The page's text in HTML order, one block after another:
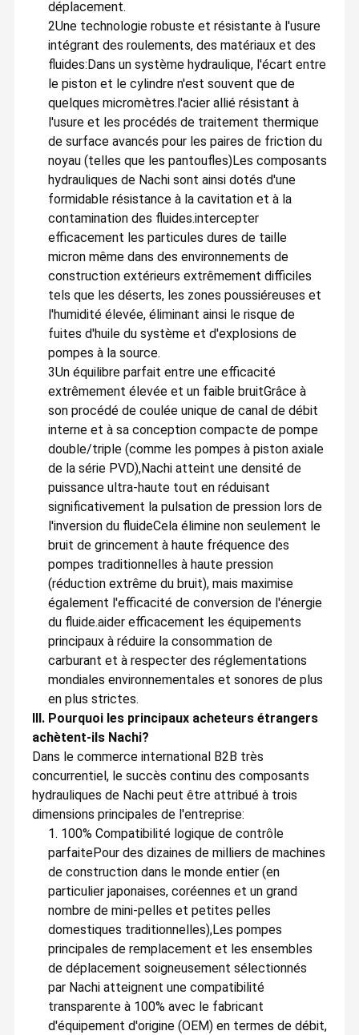
boîte de vitesse d'oscillation
Soupape de commande d'excavatrice
Boîte de vitesse de voyage
pièces finales d'entraînement d'excavatrice
Joints du centre de l'excavateur
Gear Pompe hydraulique
Moteur de fan hydraulique
pièces détachées excavatrice
Contrôleur d'excavatrice
Moniteur d'excavatrice
Soupape de sécurité d'excavatrice
Excavatrice Hydraulic Cylinder
Assemblée de moteur diesel
déplacement.
2Une technologie robuste et résistante à l'usure
intégrant des roulements, des matériaux et des
fluides: Dans un système hydraulique, l'écart entre
le piston et le cylindre n'est souvent que de
quelques micromètres.l'acier allié résistant à
l'usure et les procédés de traitement thermique
de surface avancés pour les paires de friction du
noyau (telles que les pantoufles)Les composants
hydrauliques de Nachi sont ainsi dotés d'une
formidable résistance à la cavitation et à la
contamination des fluides.intercepter
efficacement les particules dures de taille
micron même dans des environnements de
construction extérieurs extrêmement difficiles
tels que les déserts, les zones poussiéreuses et
l'humidité élevée, éliminant ainsi le risque de
fuites d'huile du système et d'explosions de
pompes à la source.
3Un équilibre parfait entre une efficacité
extrêmement élevée et un faible bruitGrâce à
son procédé de coulée unique de canal de débit
interne et à sa conception compacte de pompe
double/triple (comme les pompes à piston axiale
de la série PVD),Nachi atteint une densité de
puissance ultra-haute tout en réduisant
significativement la pulsation de pression lors de
l'inversion du fluideCela élimine non seulement le
bruit de grincement à haute fréquence des
pompes traditionnelles à haute pression
(réduction extrême du bruit), mais maximise
également l'efficacité de conversion de l'énergie
du fluide.aider efficacement les équipements
principaux à réduire la consommation de
carburant et à respecter des réglementations
mondiales environnementales et sonores de plus
en plus strictes.
III. Pourquoi les principaux acheteurs étrangers
achètent-ils Nachi?
Dans le commerce international B2B très
concurrentiel, le succès continu des composants
hydrauliques de Nachi peut être attribué à trois
dimensions principales de l'entreprise:
1. 100% Compatibilité logique de contrôle
parfaitePour des dizaines de milliers de machines
de construction dans le monde entier (en
particulier japonaises, coréennes et un grand
nombre de mini-pelles et petites pelles
domestiques traditionnelles),Les pompes
principales de remplacement et les ensembles
de déplacement soigneusement sélectionnés
par Nachi atteignent une compatibilité
transparente à 100% avec le fabricant
d'équipement d'origine (OEM) en termes de débit,